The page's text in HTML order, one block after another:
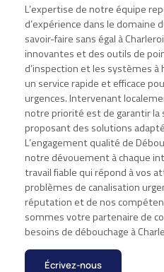
L’expertise de notre équipe
d’expérience dans le domaine
savoir-faire sans égal à
innovantes et des outils de
d’inspection et les systèmes
un service rapide et efficace
urgences. Intervenant
notre priorité est de garantir la
proposant des solutions
L’engagement qualité de
notre dévouement à chaque
travail fiable qui répond à vos
problèmes de canalisation
réputation et de nos
sommes votre partenaire de
besoins de débouchage à
Écrivez-nous